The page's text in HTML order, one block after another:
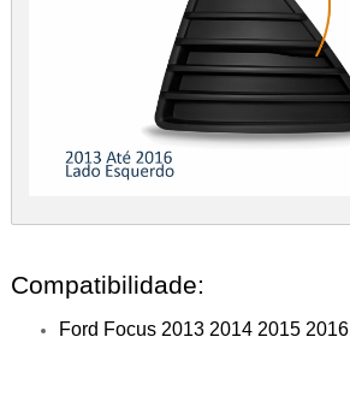
Compatibilidade:
Ford Focus 2013 2014 2015 2016